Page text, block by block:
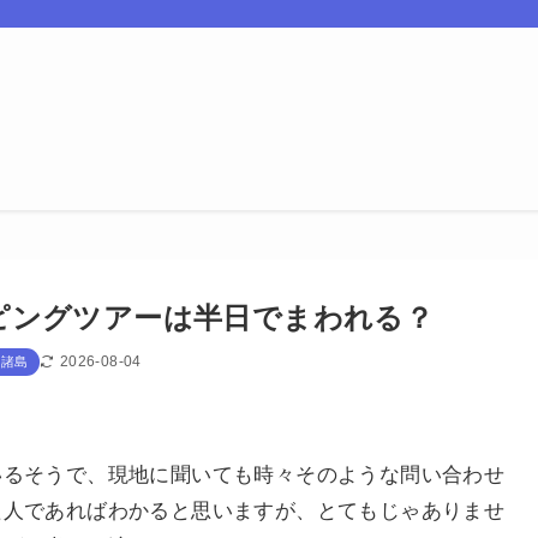
グツアーは半日でまわれる？
島 2026-08-04
そうで、現地に聞いても時々そのような問い合わせ
であればわかると思いますが、とてもじゃありませ